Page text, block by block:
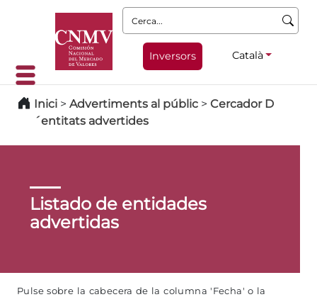
Cerca:
Inversors Català
Inici > Advertiments al públic > Cercador D
´entitats advertides
Listado de entidades
advertidas
Pulse sobre la cabecera de la columna 'Fecha' o la